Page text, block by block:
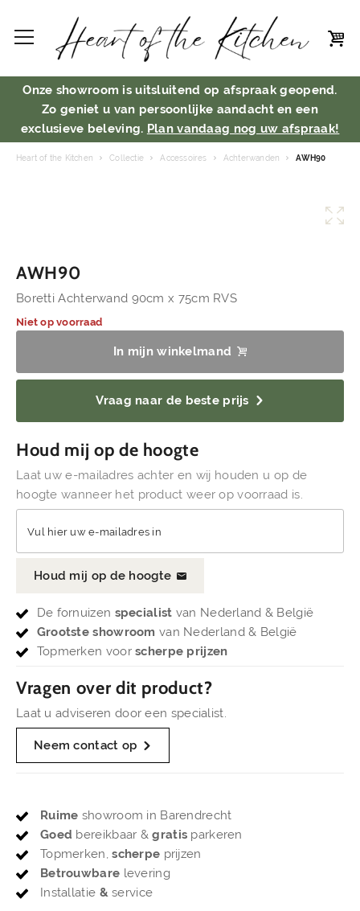
Onze showroom is uitsluitend op afspraak geopend.
Zo geniet u van persoonlijke aandacht en een
exclusieve beleving. Plan vandaag nog uw afspraak!
Heart of the Kitchen Collectie Accessoires Achterwanden AWH90
AWH90
Boretti Achterwand 90cm x 75cm RVS
Niet op voorraad
In mijn winkelmand
Vraag naar de beste prijs
Houd mij op de hoogte
Laat uw e-mailadres achter en wij houden u op de
hoogte wanneer het product weer op voorraad is.
Vul hier uw e-mailadres in
Houd mij op de hoogte
De fornuizen specialist van Nederland & België
Grootste showroom van Nederland & België
Topmerken voorscherpe prijzen
Vragen over dit product?
Laat u adviseren door een specialist.
Neem contact op
Ruime showroom in Barendrecht
Goed bereikbaar &gratis parkeren
Topmerken,scherpe prijzen
Betrouwbare levering
Installatie &service